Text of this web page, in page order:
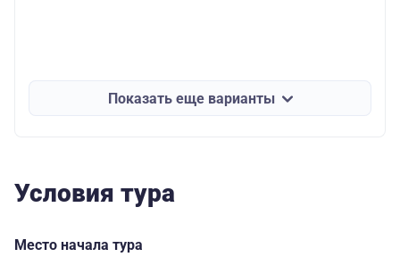
Показать еще варианты
Условия тура
Место начала тура